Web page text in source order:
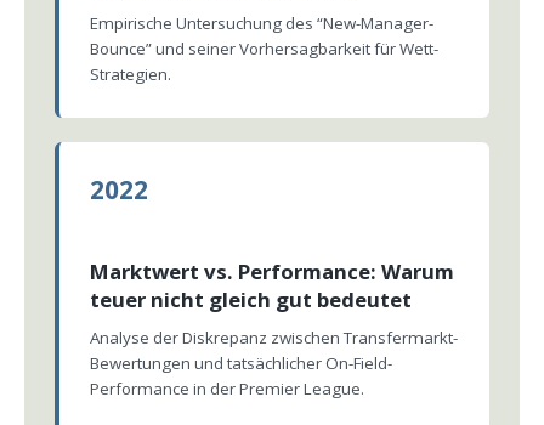
Empirische Untersuchung des “New-Manager-
Bounce” und seiner Vorhersagbarkeit für Wett-
Strategien.
2022
Marktwert vs. Performance: Warum
teuer nicht gleich gut bedeutet
Analyse der Diskrepanz zwischen Transfermarkt-
Bewertungen und tatsächlicher On-Field-
Performance in der Premier League.